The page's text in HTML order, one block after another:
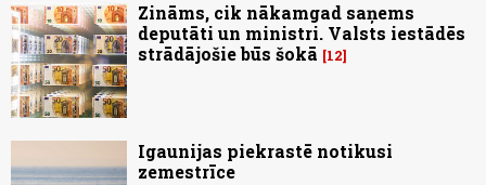
Zināms, cik nākamgad saņems
deputāti un ministri. Valsts iestādēs
strādājošie būs šokā
12
Igaunijas piekrastē notikusi
zemestrīce